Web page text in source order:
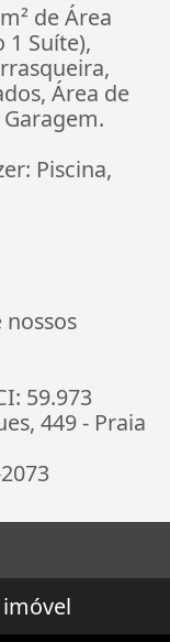
de Área
Suíte),
Área de
Piscina,
59.973
449 - Praia